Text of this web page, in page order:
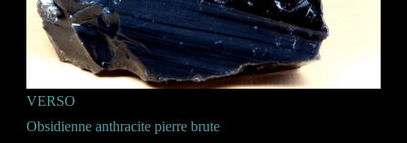
VERSO
Obsidienne anthracite pierre brute